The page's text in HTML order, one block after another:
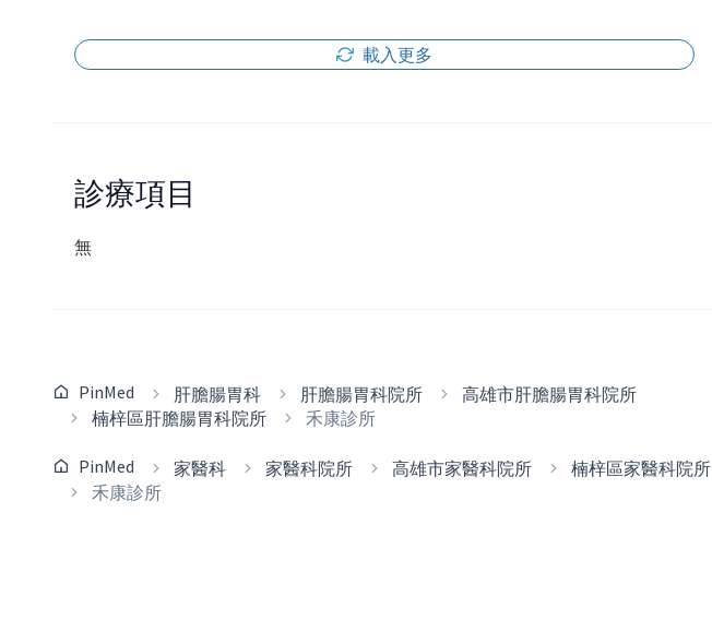
載入更多
診療項目
無
PinMed 肝膽腸胃科 肝膽腸胃科院所
高雄市肝膽腸胃科院所
楠梓區肝膽腸胃科院所
禾康診所
PinMed 家醫科 家醫科院所 高雄市家醫科院所
楠梓區家醫科院所
禾康診所